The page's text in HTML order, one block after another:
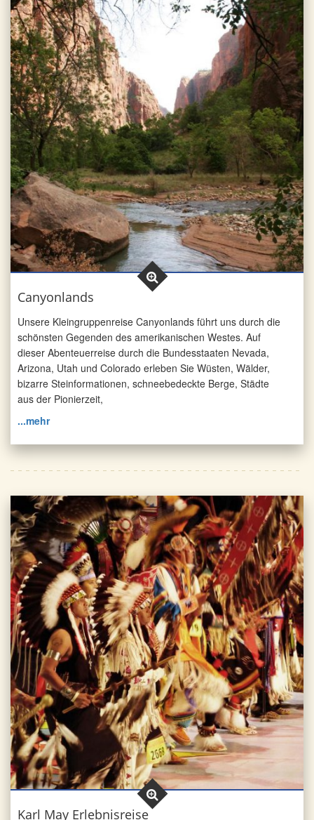
Canyonlands
Unsere Kleingruppenreise Canyonlands führt uns durch die
schönsten Gegenden des amerikanischen Westes. Auf
dieser Abenteuerreise durch die Bundesstaaten Nevada,
Arizona, Utah und Colorado erleben Sie Wüsten, Wälder,
bizarre Steinformationen, schneebedeckte Berge, Städte
aus der Pionierzeit,
...mehr
Karl May Erlebnisreise